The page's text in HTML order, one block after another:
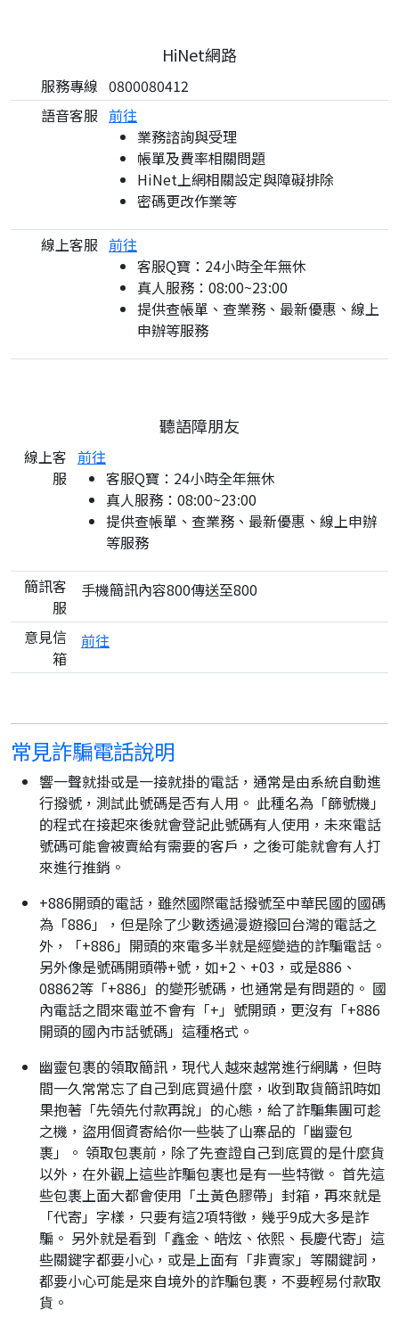
HiNet網路
服務專線 0800080412
語音客服 前往
業務諮詢與受理
帳單及費率相關問題
HiNet上網相關設定與障礙排除
密碼更改作業等
線上客服 前往
客服Q寶：24小時全年無休
真人服務：08:00~23:00
提供查帳單、查業務、最新優惠、線上
申辦等服務
聽語障朋友
線上客
服
前往
客服Q寶：24小時全年無休
真人服務：08:00~23:00
提供查帳單、查業務、最新優惠、線上申辦
等服務
簡訊客
服
手機簡訊內容800傳送至800
意見信
箱
前往
常見詐騙電話說明
響一聲就掛或是一接就掛的電話，通常是由系統自動進
行撥號，測試此號碼是否有人用。 此種名為「篩號機」
的程式在接起來後就會登記此號碼有人使用，未來電話
號碼可能會被賣給有需要的客戶，之後可能就會有人打
來進行推銷。
+886開頭的電話，雖然國際電話撥號至中華民國的國碼
為「886」，但是除了少數透過漫遊撥回台灣的電話之
外，「+886」開頭的來電多半就是經變造的詐騙電話。
另外像是號碼開頭帶+號，如+2、+03，或是886、
08862等「+886」的變形號碼，也通常是有問題的。 國
內電話之間來電並不會有「+」號開頭，更沒有「+886
開頭的國內市話號碼」這種格式。
幽靈包裹的領取簡訊，現代人越來越常進行網購，但時
間一久常常忘了自己到底買過什麼，收到取貨簡訊時如
果抱著「先領先付款再說」的心態，給了詐騙集團可趁
之機，盜用個資寄給你一些裝了山寨品的「幽靈包
裹」。 領取包裹前，除了先查證自己到底買的是什麼貨
以外，在外觀上這些詐騙包裹也是有一些特徵。 首先這
些包裹上面大都會使用「土黃色膠帶」封箱，再來就是
「代寄」字樣，只要有這2項特徵，幾乎9成大多是詐
騙。 另外就是看到「鑫金、皓炫、依熙、長慶代寄」這
些關鍵字都要小心，或是上面有「非賣家」等關鍵詞，
都要小心可能是來自境外的詐騙包裹，不要輕易付款取
貨。